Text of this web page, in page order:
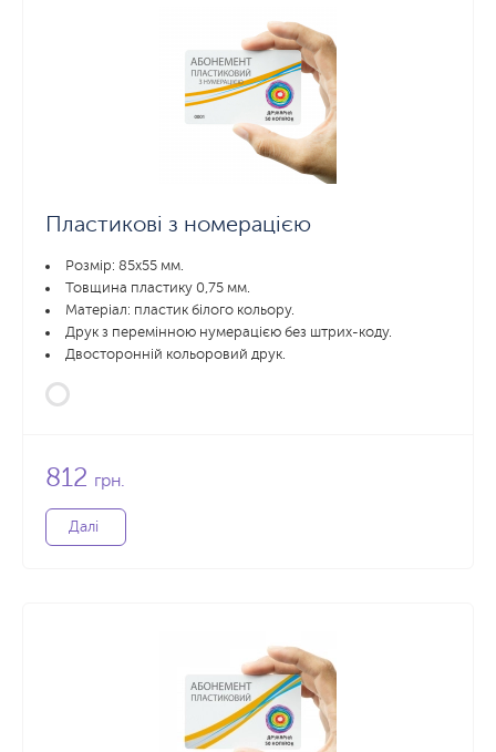
Пластикові з номерацією
Розмір: 85x55 мм.
Товщина пластику 0,75 мм.
Матеріал: пластик білого кольору.
Друк з перемінною нумерацією без штрих-коду.
Двосторонній кольоровий друк.
812 грн.
Далі